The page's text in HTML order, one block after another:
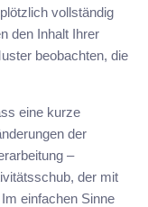
vollständig
den Inhalt Ihrer
beobachten, die
eine kurze
der
–
der mit
einfachen Sinne